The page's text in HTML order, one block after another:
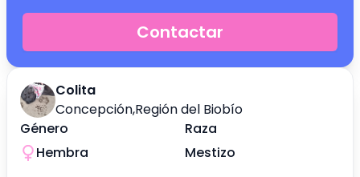
Colita
Concepción,Región del Biobío
Género
Hembra
Raza
Mestizo
Contactar